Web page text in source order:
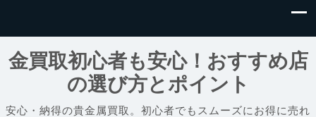
金買取初心者も安心！おすすめ店
の選び方とポイント
安心・納得の貴金属買取。初心者でもスムーズにお得に売れ